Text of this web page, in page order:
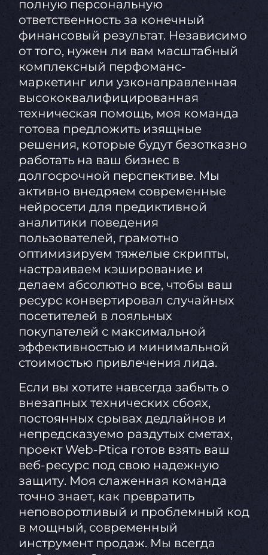
полную персональную
ответственность за конечный
финансовый результат. Независимо
от того, нужен ли вам масштабный
комплексный перфоманс-
маркетинг или узконаправленная
высококвалифицированная
техническая помощь, моя команда
готова предложить изящные
решения, которые будут безотказно
работать на ваш бизнес в
долгосрочной перспективе. Мы
активно внедряем современные
нейросети для предиктивной
аналитики поведения
пользователей, грамотно
оптимизируем тяжелые скрипты,
настраиваем кэширование и
делаем абсолютно все, чтобы ваш
ресурс конвертировал случайных
посетителей в лояльных
покупателей с максимальной
эффективностью и минимальной
стоимостью привлечения лида.
Если вы хотите навсегда забыть о
внезапных технических сбоях,
постоянных срывах дедлайнов и
непредсказуемо раздутых сметах,
проект Web-Ptica готов взять ваш
веб-ресурс под свою надежную
защиту. Моя слаженная команда
точно знает, как превратить
неповоротливый и проблемный код
в мощный, современный
инструмент продаж. Мы всегда